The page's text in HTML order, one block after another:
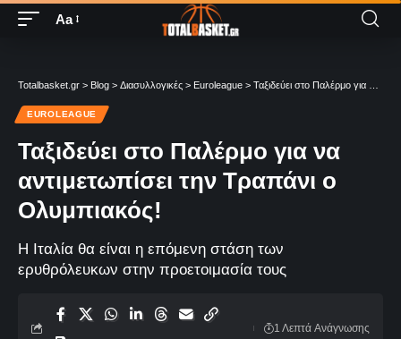
Aa
Totalbasket.gr > Blog > Διασυλλογικές > Euroleague > Ταξιδεύει στο Παλέρμο για να αντιμετωπίσει την Τραπάνι ο Ολυμπιακός!
EUROLEAGUE
Ταξιδεύει στο Παλέρμο για να
αντιμετωπίσει την Τραπάνι ο
Ολυμπιακός!
Η Ιταλία θα είναι η επόμενη στάση των
ερυθρόλευκων στην προετοιμασία τους
1 Λεπτά Aνάγνωσης